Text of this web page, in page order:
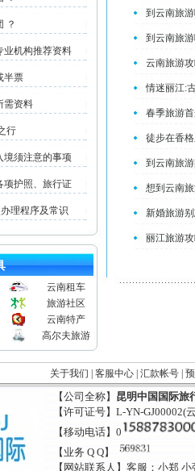
？
业机构推荐资料
半票
需资料
行
境须注意的事项
项护照、旅行证
理程序及常识
云南租车
旅游社区
云南特产
高尔夫旅游
到云南旅
到云南旅
云南旅游
情迷丽江:
春季旅游
徒步在香
到云南旅
想到云南
新婚旅游
丽江旅游
关于我们 客服中心 汇款帐号
【公司全称】 昆明中国国际旅
【许可证号】L-YN-GJ00002(
【移动电话】0
【业务 Q Q】
【网站联系人】客服：小郑 小